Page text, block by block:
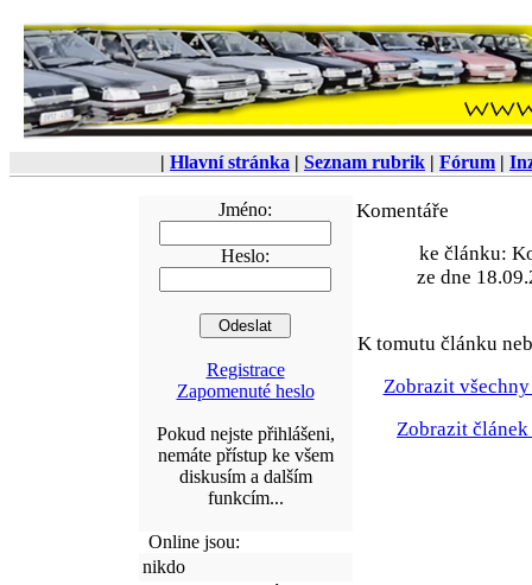
| Hlavní stránka | Seznam rubrik | Fórum |
Jméno:
Heslo:
Registrace
Zapomenuté heslo
Pokud nejste přihlášeni,
nemáte přístup ke všem
diskusím a dalším
funkcím...
Online jsou:
nikdo
Komentáře
ke článku:
ze dne
K tomutu článku
Zobrazit
Zobrazit článek